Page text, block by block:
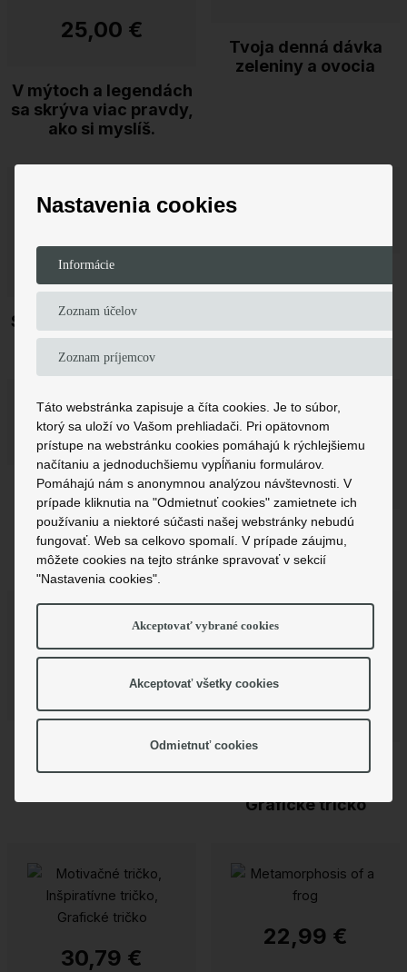
25,00 €
V mýtoch a legendách
sa skrýva viac pravdy,
ako si myslíš.
Tvoja denná dávka
zeleniny a ovocia
23,00 €
SUBHAM ASTU SARVA
JAGATAM
20,00 €
Nutelka
22,99 €
Koníkodinosaurus -
jesenná depresia
22,99 €
Koníkodinosaurus -
22,59 €
Motivačné tričko,
Grafické tričko
30,79 €
22,99 €
Nastavenia cookies
Informácie
Zoznam účelov
Zoznam príjemcov
Táto webstránka zapisuje a číta cookies. Je to súbor,
ktorý sa uloží vo Vašom prehliadači. Pri opätovnom
prístupe na webstránku cookies pomáhajú k rýchlejšiemu
načítaniu a jednoduchšiemu vypĺňaniu formulárov.
Pomáhajú nám s anonymnou analýzou návštevnosti. V
prípade kliknutia na "Odmietnuť cookies" zamietnete ich
používaniu a niektoré súčasti našej webstránky nebudú
fungovať. Web sa celkovo spomalí. V prípade záujmu,
môžete cookies na tejto stránke spravovať v sekcií
"Nastavenia cookies".
Akceptovať vybrané cookies
Akceptovať všetky cookies
Odmietnuť cookies